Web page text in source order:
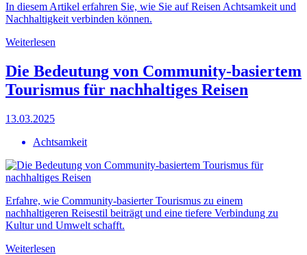
In diesem Artikel erfahren Sie, wie Sie auf Reisen Achtsamkeit und
Nachhaltigkeit verbinden können.
Weiterlesen
Die Bedeutung von Community-basiertem
Tourismus für nachhaltiges Reisen
13.03.2025
Achtsamkeit
Erfahre, wie Community-basierter Tourismus zu einem
nachhaltigeren Reisestil beiträgt und eine tiefere Verbindung zu
Kultur und Umwelt schafft.
Weiterlesen